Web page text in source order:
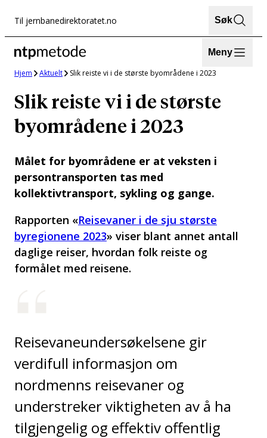
innhold
Til jernbanedirektoratet.no Søk
Meny
Hjem Aktuelt Slik reiste vi i de største byområdene i 2023
Slik reiste vi i de største
byområdene i 2023
Målet for byområdene er at veksten i
persontransporten tas med
kollektivtransport, sykling og gange.
Rapporten «Reisevaner i de sju største
byregionene 2023» viser blant annet antall
daglige reiser, hvordan folk reiste og
formålet med reisene.
Reisevaneundersøkelsene gir
verdifull informasjon om
nordmenns reisevaner og
understreker viktigheten av å ha
tilgjengelig og effektiv offentlig